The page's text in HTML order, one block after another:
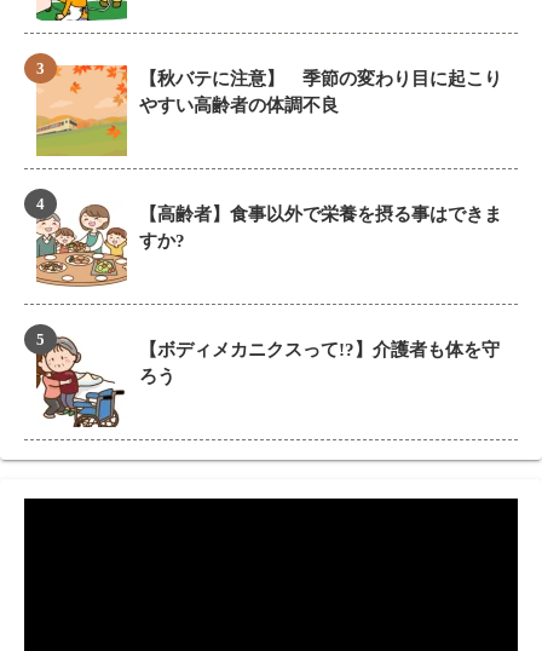
【秋バテに注意】 季節の変わり目に起こり
やすい高齢者の体調不良
【高齢者】食事以外で栄養を摂る事はできま
すか?
【ボディメカニクスって!?】介護者も体を守
ろう